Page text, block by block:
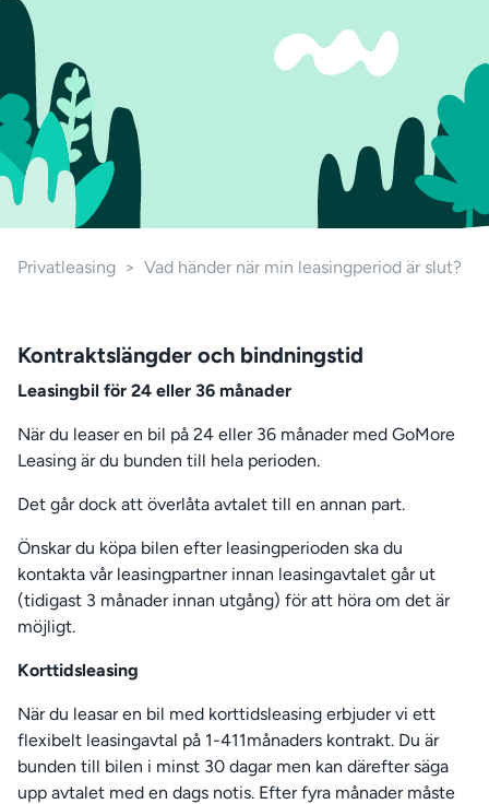
Privatleasing > Vad händer när min leasingperiod är slut?
Kontraktslängder och bindningstid
Leasingbil för 24 eller 36 månader
När du leaser en bil på 24 eller 36 månader med GoMore
Leasing är du bunden till hela perioden.
Det går dock att överlåta avtalet till en annan part.
Önskar du köpa bilen efter leasingperioden ska du
kontakta vår leasingpartner innan leasingavtalet går ut
(tidigast 3 månader innan utgång) för att höra om det är
möjligt.
Korttidsleasing
När du leasar en bil med korttidsleasing erbjuder vi ett
flexibelt leasingavtal på 1-411månaders kontrakt. Du är
bunden till bilen i minst 30 dagar men kan därefter säga
upp avtalet med en dags notis. Efter fyra månader måste